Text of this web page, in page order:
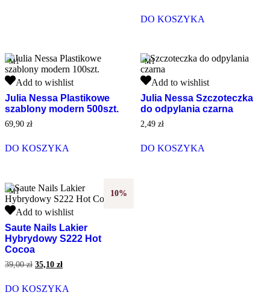
42
szt)
DO KOSZYKA
Julia
Plastikowe
szablony
modern
Add to wishlist
M1
Julia Nessa Plastikowe
szablony modern 500szt.
69,90 zł
DO KOSZYKA
Julia
Szczoteczka
do
odpylania
Add to wishlist
M1
Julia Nessa Szczoteczka
do odpylania czarna
2,49 zł
DO KOSZYKA
10%
Saute
Lakier
Hybrydowy
S222
Hot
Add to wishlist
M1
Saute Nails Lakier
Hybrydowy S222 Hot
Cocoa
39,00zł Pierwotna
wynosiła:
39,00 zł.
35,10 złAktualna
wynosi:
35,10 zł.
DO KOSZYKA